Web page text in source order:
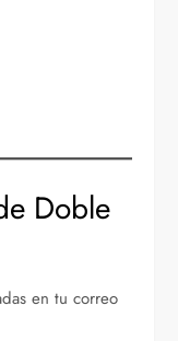
Doble
en tu correo